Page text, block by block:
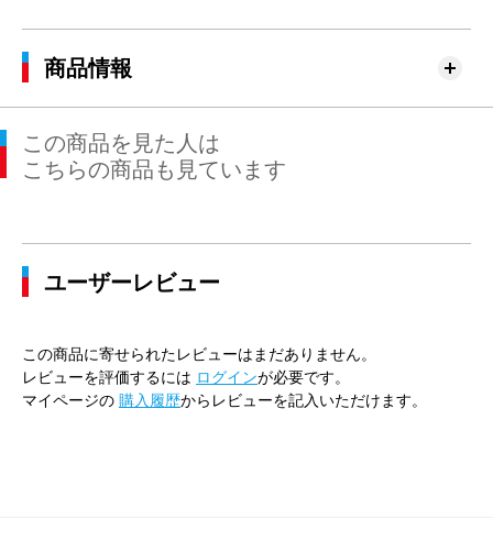
商品情報
この商品を見た人は
こちらの商品も見ています
ユーザーレビュー
この商品に寄せられたレビューはまだありません。
レビューを評価するには ログインが必要です。
マイページの 購入履歴からレビューを記入いただけます。